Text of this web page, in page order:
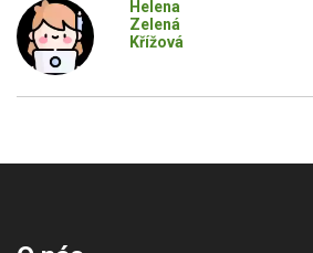
Helena
Zelená
Křížová